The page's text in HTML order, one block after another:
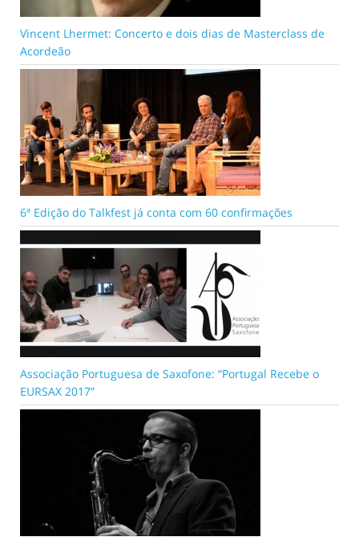
Vincent Lhermet: Concerto e dois dias de Masterclass de
Acordeão
6ª Edição do Talkfest já conta com 60 confirmações
Associação Portuguesa de Saxofone: “Portugal Recebe o
EURSAX 2017”